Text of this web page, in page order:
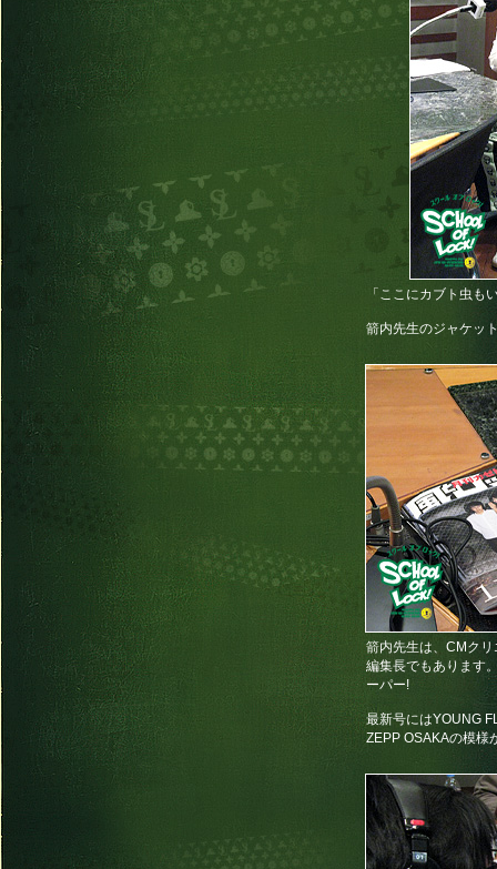
「ここにカブト虫も
箭内先生のジャケッ
箭内先生は、CMク
編集長でもあります
ーパー!
最新号にはYOUNG
ZEPP OSAKAの模様